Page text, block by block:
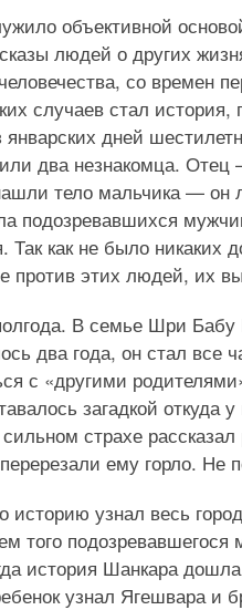
объективной
людей о других
со времен
случаев стал
январских дней
два незнакомца.
тело мальчика — он
подозревавшихся
Так как не было
против этих людей, их
В семье Шри Бабу
два года, он стал все
с «другими
загадкой откуда
страхе
ему горло. Не
историю узнал весь
того
история Шанкара
узнал Ягешвара и